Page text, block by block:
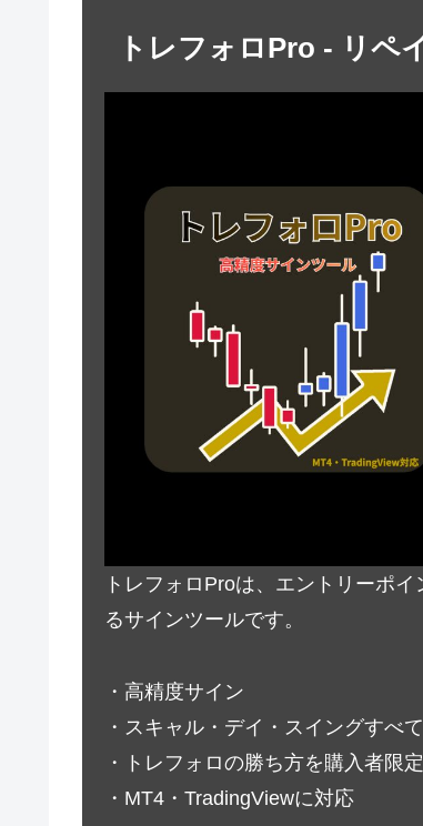
トレフォロPro - リペ
トレフォロProは、エントリーポ
るサインツールです。
・高精度サイン
・スキャル・デイ・スイングすべ
・トレフォロの勝ち方を購入者限
・MT4・TradingViewに対応